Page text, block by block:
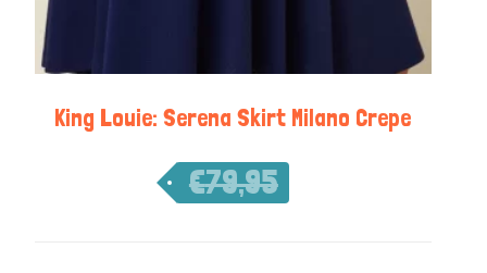
King Louie: Serena Skirt Milano Crepe
€79,95